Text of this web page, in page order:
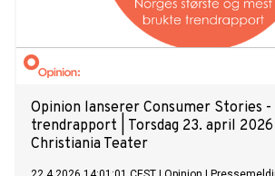
Opinion lanserer Consumer Stories
trendrapport | Torsdag 23. april
Christiania Teater